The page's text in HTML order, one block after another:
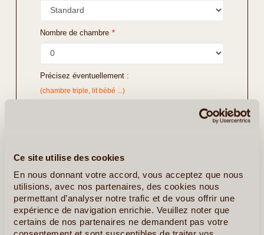
Ce site utilise des cookies
En nous donnant votre accord, vous acceptez que nous
utilisions, avec nos partenaires, des cookies nous
permettant d’analyser notre trafic et de vous offrir une
expérience de navigation enrichie. Veuillez noter que
certains de nos partenaires ne demandent pas votre
Nombre de chambre *
Précisez éventuellement :
(chambre triple, lit bébé ...)